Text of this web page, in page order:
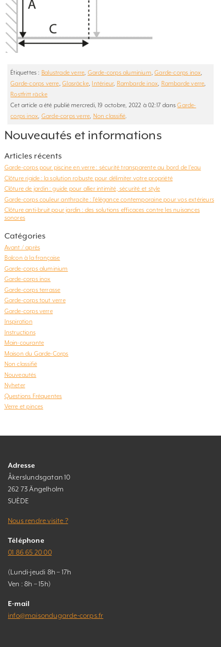
Étiquettes : Balustrade verre, Garde-corps aluminium,Garde-corps inox,
Garde-corps verre,Glasräcke, Intérieur, Rambarde inox, Rambarde verre,
Rostfritt räcke
Cet article a été publié mercredi, 19 octobre, 2022 à 02:17 dansGarde-
corps inox, Garde-corps verre, Non classifié.
Nouveautés et informations
Articles récents
Garde-corps pour piscine en verre : sécurité transparente au bord de l’eau
Clôture rigide : la solution robuste pour délimiter votre propriété
Clôture de jardin : guide pour allier intimité, sécurité et style
Garde-corps couleur anthracite : l’élégance contemporaine pour vos extérieurs
Clôture anti-bruit pour jardin : des solutions efficaces contre les nuisances
sonores
Catégories
Avant / après
Balcon à la française
Garde-corps aluminium
Garde-corps inox
Garde-corps terrasse
Garde-corps tout verre
Garde-corps verre
Inspiration
Instructions
Main-courante
Maison du Garde-Corps
Non classifié
Nouveautés
Nyheter
Questions Fréquentes
Verre et pinces
Adresse
Åkerslundsgatan 10
262 73 Ängelholm
SUÈDE
Nous rendre visite ?
Téléphone
01 86 65 20 00
(Lundi-jeudi 8h – 17h
Ven : 8h – 15h)
E-mail
info@maisondugarde-corps.fr